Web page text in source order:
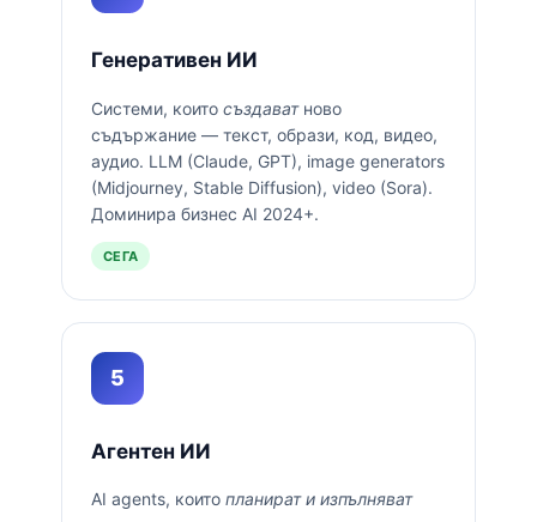
Генеративен ИИ
Системи, които създаватново
съдържание — текст, образи, код, видео,
аудио. LLM (Claude, GPT), image generators
(Midjourney, Stable Diffusion), video (Sora).
Доминира бизнес AI 2024+.
СЕГА
5
Агентен ИИ
AI agents, които планират и изпълняват